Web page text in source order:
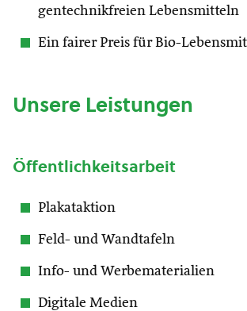
gentechnikfreien Lebensmitteln
Ein fairer Preis für Bio-
Unsere Leistungen
Öffentlichkeitsarbeit
Plakataktion
Feld- und Wandtafeln
Info- und Werbematerialien
Digitale Medien